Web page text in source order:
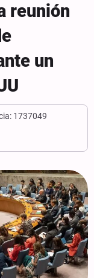
reunión
un
1737049